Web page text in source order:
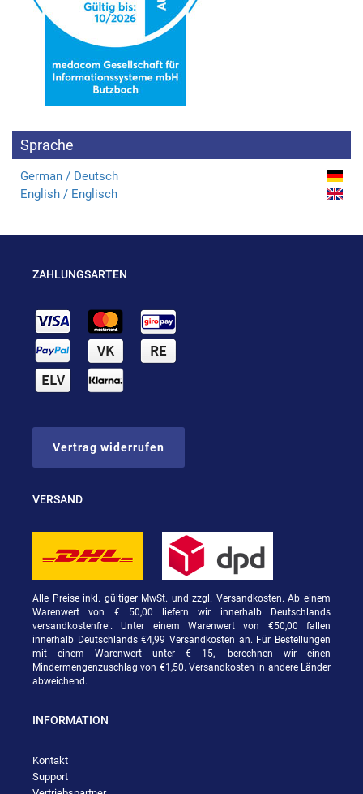
Sprache
German / Deutsch
English / Englisch
ZAHLUNGSARTEN
Vertrag widerrufen
VERSAND
Alle Preise inkl. gültiger MwSt. und zzgl. Versandkosten. Ab einem
Warenwert von € 50,00 liefern wir innerhalb Deutschlands
versandkostenfrei. Unter einem Warenwert von €50,00 fallen
innerhalb Deutschlands €4,99 Versandkosten an. Für Bestellungen
mit einem Warenwert unter € 15,- berechnen wir einen
Mindermengenzuschlag von €1,50. Versandkosten in andere Länder
abweichend.
INFORMATION
Kontakt
Support